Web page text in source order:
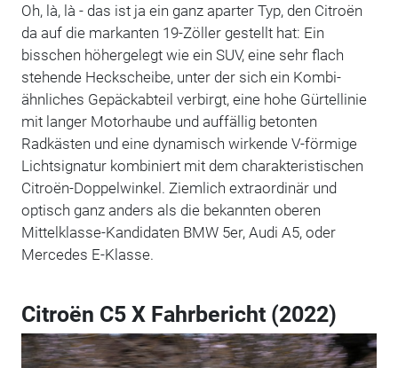
Oh, là, là - das ist ja ein ganz aparter Typ, den Citroën
da auf die markanten 19-Zöller gestellt hat: Ein
bisschen höhergelegt wie ein SUV, eine sehr flach
stehende Heckscheibe, unter der sich ein Kombi-
ähnliches Gepäckabteil verbirgt, eine hohe Gürtellinie
mit langer Motorhaube und auffällig betonten
Radkästen und eine dynamisch wirkende V-förmige
Lichtsignatur kombiniert mit dem charakteristischen
Citroën-Doppelwinkel. Ziemlich extraordinär und
optisch ganz anders als die bekannten oberen
Mittelklasse-Kandidaten BMW 5er, Audi A5, oder
Mercedes E-Klasse.
Citroën C5 X Fahrbericht (2022)